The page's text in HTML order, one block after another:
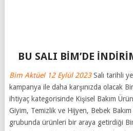
BU SALI BİM’DE
Bim Aktüel 12 Eylül 2023Salı tarihli
kampanya ile daha karşınızda olacak
ihtiyaç kategorisinde Kişisel Bakım
Giyim, Temizlik ve Hijyen, Bebek
grubunda ürünleri bir araya getirdiği